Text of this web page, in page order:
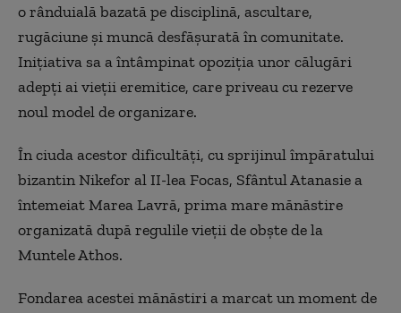
o rânduială bazată pe disciplină, ascultare,
rugăciune și muncă desfășurată în comunitate.
Inițiativa sa a întâmpinat opoziția unor călugări
adepți ai vieții eremitice, care priveau cu rezerve
noul model de organizare.
În ciuda acestor dificultăți, cu sprijinul împăratului
bizantin Nikefor al II-lea Focas, Sfântul Atanasie a
întemeiat Marea Lavră, prima mare mănăstire
organizată după regulile vieții de obște de la
Muntele Athos.
Fondarea acestei mănăstiri a marcat un moment de